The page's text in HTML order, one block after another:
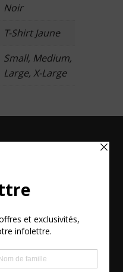
Noir
T-Shirt Jaune
Small, Medium,
Large, X-Large